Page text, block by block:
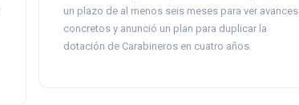
un plazo de al menos seis meses para ver avances
concretos y anunció un plan para duplicar la
dotación de Carabineros en cuatro años.